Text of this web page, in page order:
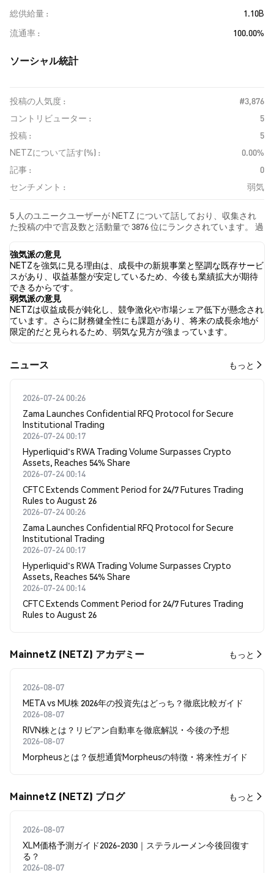
総供給量
1.10B
流通率
100.00%
ソーシャル統計
投稿の人気度 :
#3,876
コントリビューター :
5
投稿 :
5
NETZについて話す(%) :
0.00%
記事 :
0
センチメント :
弱気
5 人のユニークユーザーが NETZ について話しており、収集され
た投稿の中で言及数と活動量で 3876 位にランクされています。 過
情は 弱気 でした。 最後に、NETZ に関するニュース記事が 0 件公
開されました。 Twitterでは、28.57% のツイートが強気の感情を
示し、71.43% のツイートが弱気の感情を示しました。 0.00% のツ
イートは NETZ に対して中立的でした。 これらの感情分析は 7 件
のツイートに基づいています。
強気派の意見
NETZを強気に見る理由は、成長中の新規事業と堅調な既存サービ
スがあり、収益基盤が安定しているため、今後も業績拡大が期待
できるからです。
弱気派の意見
NETZは収益成長が鈍化し、競争激化や市場シェア低下が懸念され
ています。さらに財務健全性にも課題があり、将来の成長余地が
限定的だと見られるため、弱気な見方が強まっています。
​​ニュース​​ もっと
2026-07-24 00:26
Zama Launches Confidential RFQ Protocol for Secure
Institutional Trading
2026-07-24 00:17
Hyperliquid's RWA Trading Volume Surpasses Crypto
Assets, Reaches 54% Share
2026-07-24 00:14
CFTC Extends Comment Period for 24/7 Futures Trading
Rules to August 26
2026-07-24 00:26
Zama Launches Confidential RFQ Protocol for Secure
Institutional Trading
2026-07-24 00:17
Hyperliquid's RWA Trading Volume Surpasses Crypto
Assets, Reaches 54% Share
2026-07-24 00:14
CFTC Extends Comment Period for 24/7 Futures Trading
Rules to August 26
MainnetZ (NETZ) アカデミー もっと
2026-08-07
META vs MU株 2026年の投資先はどっち？徹底比較ガイド
2026-08-07
RIVN株とは？リビアン自動車を徹底解説・今後の予想
2026-08-07
Morpheusとは？仮想通貨Morpheusの特徴・将来性ガイド
MainnetZ (NETZ) ブログ もっと
2026-08-07
XLM価格予測ガイド2026-2030｜ステラルーメン今後回復す
る？
2026-08-07